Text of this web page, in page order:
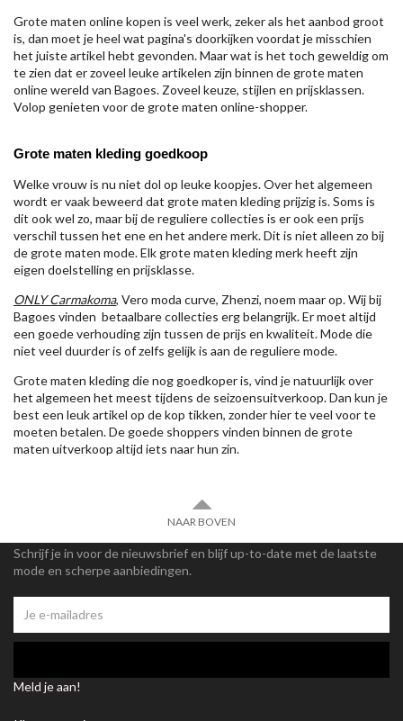
Grote maten online kopen is veel werk, zeker als het aanbod groot
is, dan moet je heel wat pagina's doorkijken voordat je misschien
het juiste artikel hebt gevonden. Maar wat is het toch geweldig om
te zien dat er zoveel leuke artikelen zijn binnen de grote maten
online wereld van Bagoes. Zoveel keuze, stijlen en prijsklassen.
Volop genieten voor de grote maten online-shopper.
Grote maten kleding goedkoop
Welke vrouw is nu niet dol op leuke koopjes. Over het algemeen
wordt er vaak beweerd dat grote maten kleding prijzig is. Soms is
dit ook wel zo, maar bij de reguliere collecties is er ook een prijs
verschil tussen het ene en het andere merk. Dit is niet alleen zo bij
de grote maten mode. Elk grote maten kleding merk heeft zijn
eigen doelstelling en prijsklasse.
ONLY Carmakoma, Vero moda curve, Zhenzi, noem maar op. Wij bij
Bagoes vinden betaalbare collecties erg belangrijk. Er moet altijd
een goede verhouding zijn tussen de prijs en kwaliteit. Mode die
niet veel duurder is of zelfs gelijk is aan de reguliere mode.
Grote maten kleding die nog goedkoper is, vind je natuurlijk over
het algemeen het meest tijdens de seizoensuitverkoop. Dan kun je
best een leuk artikel op de kop tikken, zonder hier te veel voor te
moeten betalen. De goede shoppers vinden binnen de grote
maten uitverkoop altijd iets naar hun zin.
NAAR BOVEN
Schrijf je in voor de nieuwsbrief en blijf up-to-date met de laatste
mode en scherpe aanbiedingen.
Meld je aan!